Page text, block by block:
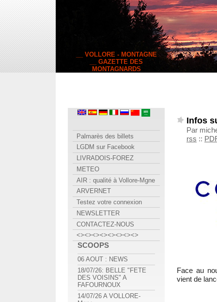
__ VOLLORE - MONTAGNE
__ GAZETTE DES
MONTAGNARDS
Infos
Par
rss ::
Face au
vient de
Palmarès des billets
LGDM sur Facebook
LIVRADOIS-FOREZ
METEO
AIR : qualité à Vollore-Mgne
ARVERNET
Testez votre connexion
NEWSLETTER
CONTACTEZ-NOUS
<><><><><><><><>
SCOOPS
06 AOUT : NEWS
18/07/26: BELLE "FETE
DES VOISINS" A
FAFOURNOUX
14/07/26 A VOLLORE-